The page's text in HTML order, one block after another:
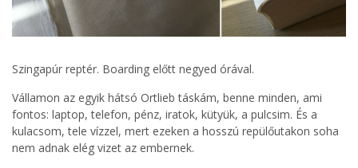
Szingapúr reptér. Boarding előtt negyed órával.
Vállamon az egyik hátsó Ortlieb táskám, benne minden, ami
fontos: laptop, telefon, pénz, iratok, kütyük, a pulcsim. És a
kulacsom, tele vízzel, mert ezeken a hosszú repülőutakon soha
nem adnak elég vizet az embernek.